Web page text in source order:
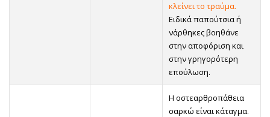
κλείνει το τραύμα.
Ειδικά παπούτσια ή
νάρθηκες βοηθάνε
στην αποφόριση και
στην γρηγορότερη
επούλωση.
Η οστεαρθροπάθεια
σαρκώ είναι κάταγμα.